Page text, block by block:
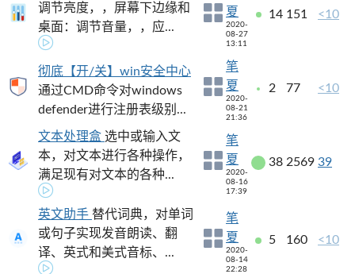
调节亮度，，屏幕下边缘和
桌面：调节音量，，应...
夏
2020-
08-27
13:11
14 151 <10
彻底【开/关】win安全中心
通过CMD命令对windows
defender进行注册表级别...
笔
夏
2020-
08-21
21:36
2 77 <10
文本处理盒 选中或输入文
本，对文本进行各种操作，
满足现有对文本的各种...
笔
夏
2020-
08-16
17:39
38 2569 39
英文助手 替代词典，对单词
或句子实现发音朗读、翻
译、英式和美式音标、...
笔
夏
2020-
08-14
22:28
5 160 <10